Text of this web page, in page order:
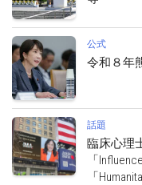
公式
令和８年
話題
臨床心理
「
「